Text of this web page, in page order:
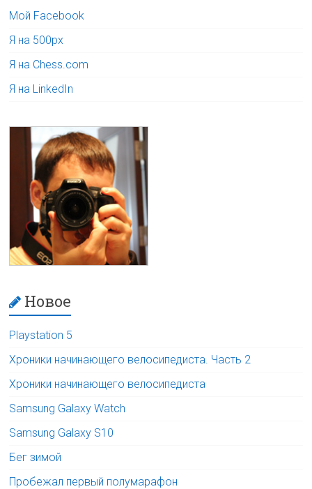
Мой Facebook
Я на 500px
Я на Chess.com
Я на LinkedIn
Новое
Playstation 5
Хроники начинающего велосипедиста. Часть 2
Хроники начинающего велосипедиста
Samsung Galaxy Watch
Samsung Galaxy S10
Бег зимой
Пробежал первый полумарафон